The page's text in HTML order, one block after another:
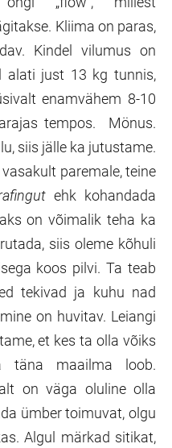
Kliima on paras,
Kindel vilumus on
alati just 13 kg tunnis,
enamvähem 8-10
tempos. Mönus.
siis jälle ka jutustame.
paremale, teine
ehk kohandada
on võimalik teha ka
siis oleme kõhuli
koos pilvi. Ta teab
tekivad ja kuhu nad
on huvitav. Leiangi
et kes ta olla võiks
täna maailma loob.
on väga oluline olla
ümber toimuvat, olgu
Algul märkad sitikat,